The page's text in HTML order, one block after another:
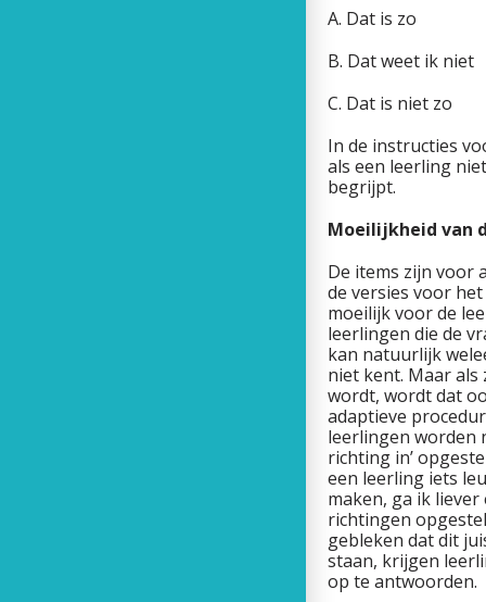
A. Dat is zo
B. Dat weet ik niet
C. Dat is niet zo
In de instructies
als een leerling
begrijpt.
Moeilijkheid van
De items zijn voor
de versies voor
moeilijk voor de
leerlingen die de
kan natuurlijk
niet kent. Maar
wordt, wordt dat
adaptieve
leerlingen worden
richting in’
een leerling iets
maken, ga ik liever
richtingen
gebleken dat dit
staan, krijgen
op te antwoorden.